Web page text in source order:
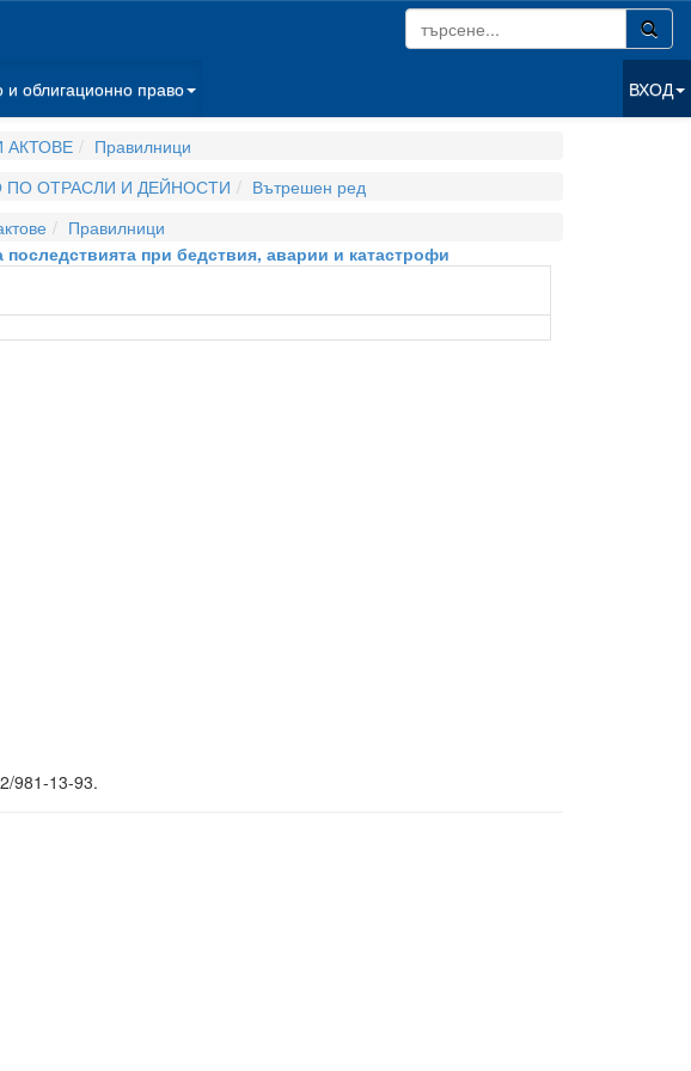
и облигационно право ВХОД
Правилници
ПО ОТРАСЛИ И ДЕЙНОСТИ
Вътрешен ред
Правилници
при бедствия, аварии и катастрофи
981-13-93.